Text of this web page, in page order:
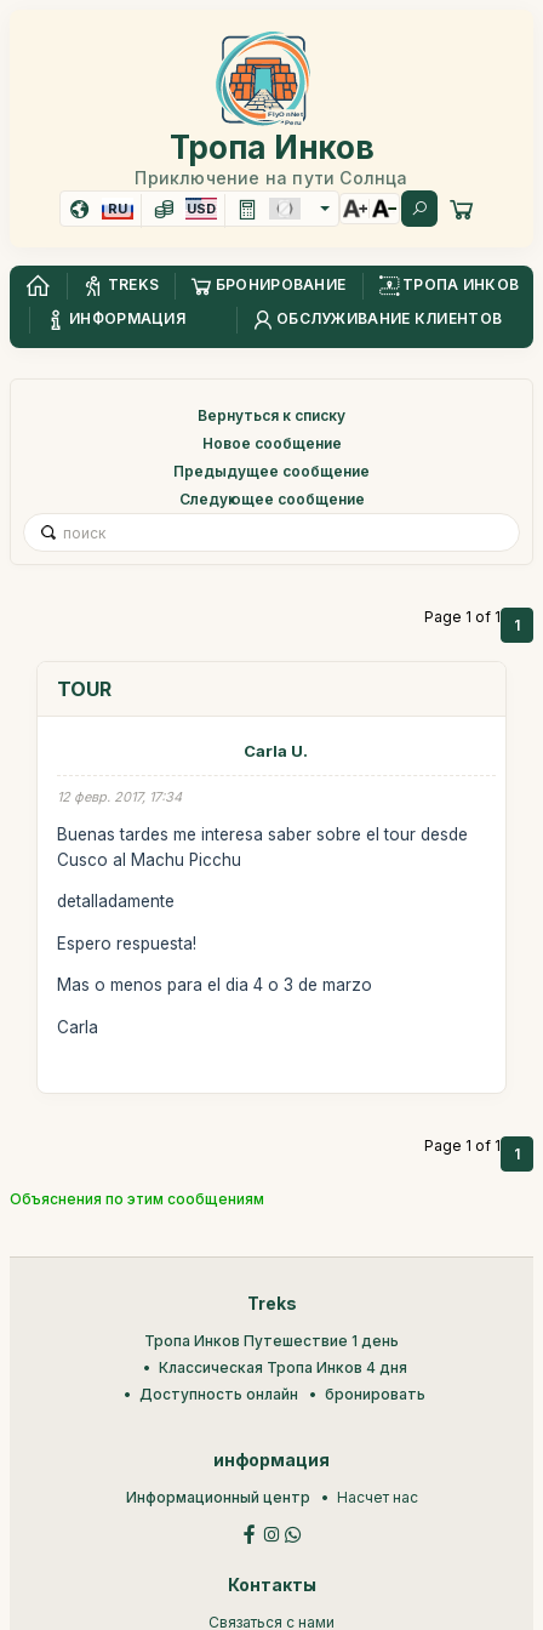
Тропа Инков
Приключение на пути Солнца
RU USD
TREKS БРОНИРОВАНИЕ
ТРОПА ИНКОВ
ИНФОРМАЦИЯ
ОБСЛУЖИВАНИЕ КЛИЕНТОВ
Вернуться к списку
Новое сообщение
Предыдущее сообщение
Следующее сообщение
Page 1 of 1 1
TOUR
Carla U.
12 февр. 2017, 17:34
Buenas tardes me interesa saber sobre el tour desde
Cusco al Machu Picchu
detalladamente
Espero respuesta!
Mas o menos para el dia 4 o 3 de marzo
Carla
Page 1 of 1 1
Объяснения по этим сообщениям
Treks
Тропа Инков Путешествие 1 день
Классическая Тропа Инков 4 дня
Доступность онлайн
бронировать
информация
Информационный центр Насчет нас
Контакты
Связаться с нами